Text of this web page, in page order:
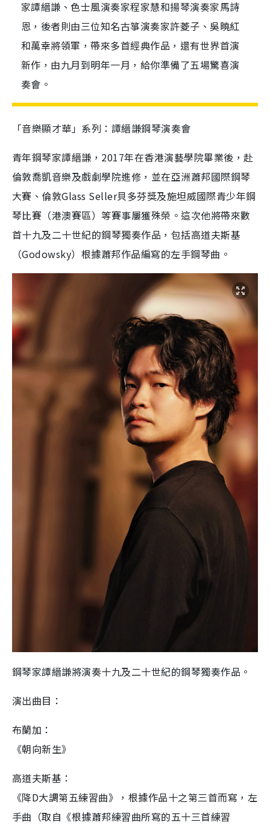
家譚縉謙、色士風演奏家程家慧和揚琴演奏家馬詩
恩，後者則由三位知名古箏演奏家許菱子、吳曉紅
和萬幸將領軍，帶來多首經典作品，還有世界首演
新作，由九月到明年一月，給你準備了五場驚喜演
奏會。
「音樂顯才華」系列：譚縉謙鋼琴演奏會
青年鋼琴家譚縉謙，2017年在香港演藝學院畢業後，赴
倫敦喬凱音樂及戲劇學院進修，並在亞洲蕭邦國際鋼琴
大賽、倫敦Glass Seller貝多芬獎及施坦威國際青少年鋼
琴比賽（港澳賽區）等賽事屢獲殊榮。這次他將帶來數
首十九及二十世紀的鋼琴獨奏作品，包括高道夫斯基
（Godowsky）根據蕭邦作品編寫的左手鋼琴曲。
鋼琴家譚縉謙將演奏十九及二十世紀的鋼琴獨奏作品。
演出曲目：
布蘭加：
《朝向新生》
高道夫斯基：
《降D大調第五練習曲》，根據作品十之第三首而寫，左
手曲（取自《根據蕭邦練習曲所寫的五十三首練習